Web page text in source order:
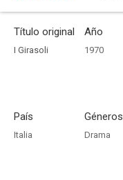
Título original
I Girasoli
Año
1970
País
Italia
Géneros
Drama